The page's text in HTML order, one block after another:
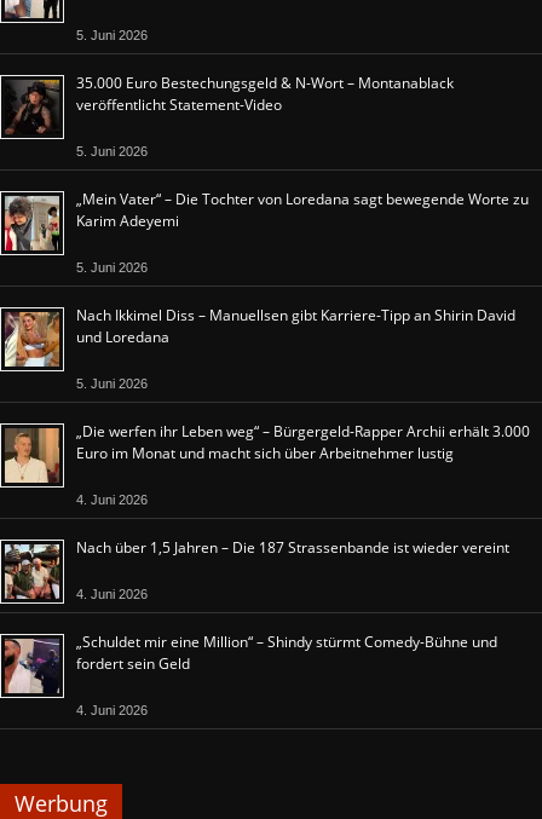
5. Juni 2026
35.000 Euro Bestechungsgeld & N-Wort – Montanablack
veröffentlicht Statement-Video
5. Juni 2026
„Mein Vater“ – Die Tochter von Loredana sagt bewegende Worte zu
Karim Adeyemi
5. Juni 2026
Nach Ikkimel Diss – Manuellsen gibt Karriere-Tipp an Shirin David
und Loredana
5. Juni 2026
„Die werfen ihr Leben weg“ – Bürgergeld-Rapper Archii erhält 3.000
Euro im Monat und macht sich über Arbeitnehmer lustig
4. Juni 2026
Nach über 1,5 Jahren – Die 187 Strassenbande ist wieder vereint
4. Juni 2026
„Schuldet mir eine Million“ – Shindy stürmt Comedy-Bühne und
fordert sein Geld
4. Juni 2026
Werbung